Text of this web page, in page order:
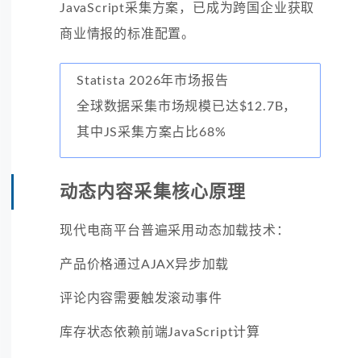
JavaScript采集方案，已成为跨国企业获取
商业情报的标准配置。
Statista 2026年市场报告
全球数据采集市场规模已达$12.7B，
其中JS采集方案占比68%
动态内容采集核心原理
现代电商平台普遍采用动态加载技术：
产品价格通过AJAX异步加载
评论内容需要触发滚动事件
库存状态依赖前端JavaScript计算